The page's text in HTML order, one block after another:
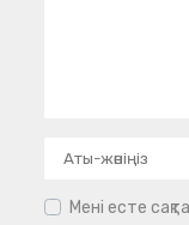
Мені есте